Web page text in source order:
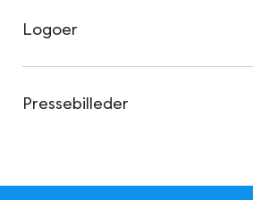
Logoer
Pressebilleder